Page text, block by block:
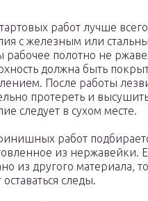
работ лучше
с железным или
рабочее полотно не
должна быть
После работы
протереть и
следует в сухом месте.
работ
из нержавейки.
из другого материала,
оставаться следы.